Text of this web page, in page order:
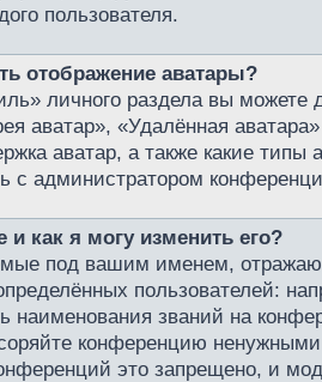
пользователя.
отображение аватары?
личного раздела вы можете
аватар», «Удалённая
аватар, а также какие
с администратором
и как я могу изменить его?
под вашим именем,
пользователей:
наименования званий на
конференцию
это запрещено, и